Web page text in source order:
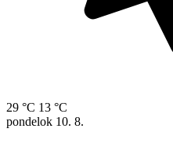
29 °C 13 °C
pondelok 10. 8.